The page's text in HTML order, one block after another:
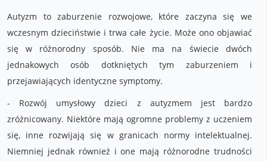
Autyzm to zaburzenie rozwojowe, które zaczyna się we
wczesnym dzieciństwie i trwa całe życie. Może ono objawiać
się w różnorodny sposób. Nie ma na świecie dwóch
jednakowych osób dotkniętych tym zaburzeniem i
przejawiających identyczne symptomy.
- Rozwój umysłowy dzieci z autyzmem jest bardzo
zróżnicowany. Niektóre mają ogromne problemy z uczeniem
się, inne rozwijają się w granicach normy intelektualnej.
Niemniej jednak również i one mają różnorodne trudności